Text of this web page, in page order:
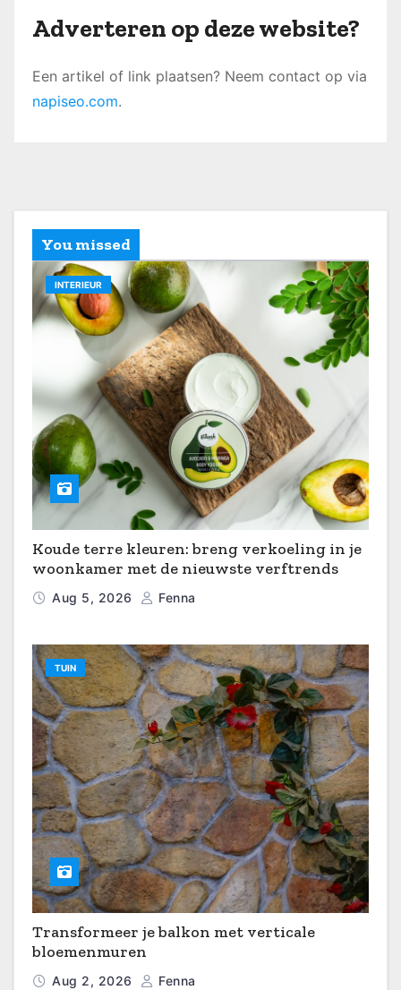
Adverteren op deze website?
Een artikel of link plaatsen? Neem contact op via
napiseo.com.
You missed
INTERIEUR
Koude terre kleuren: breng verkoeling in je
woonkamer met de nieuwste verftrends
Aug 5, 2026 Fenna
TUIN
Transformeer je balkon met verticale
bloemenmuren
Aug 2, 2026 Fenna